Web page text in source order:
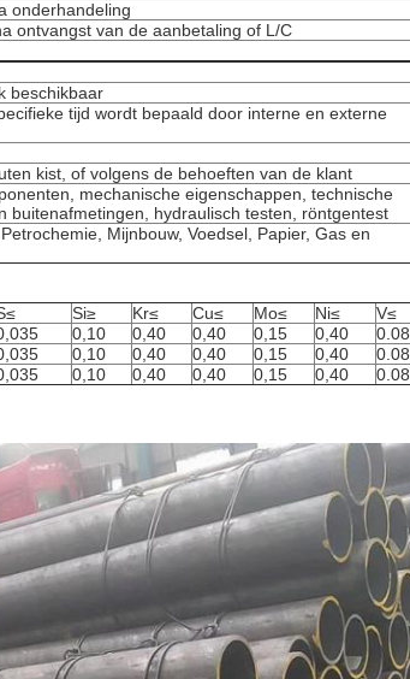
onderhandeling
ontvangst van de aanbetaling of L/C
beschikbaar
tijd wordt bepaald door interne en externe
kist, of volgens de behoeften van de klant
mechanische eigenschappen, technische
buitenafmetingen, hydraulisch testen, röntgentest
Mijnbouw, Voedsel, Papier, Gas en
≤ Si≥ Kr≤ Cu≤ Mo≤ Ni≤ V≤
0,10 0,40 0,40 0,15 0,40
0.08
0,10 0,40 0,40 0,15 0,40
0.08
0,10 0,40 0,40 0,15 0,40 0.08